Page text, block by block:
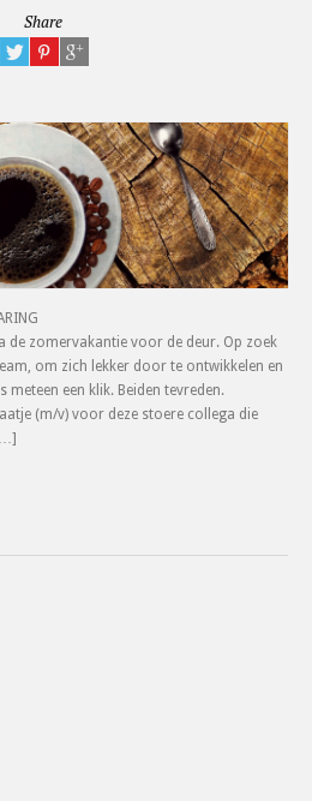
Share
de zomervakantie voor de deur. Op zoek
om zich lekker door te ontwikkelen en
meteen een klik. Beiden tevreden.
(m/v) voor deze stoere collega die